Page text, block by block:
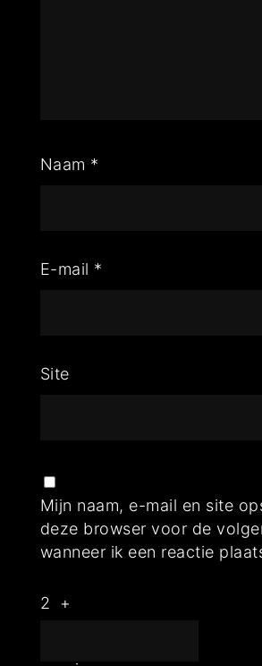
Naam *
E-mail *
Site
Mijn naam, e-mail en site
deze browser voor de
wanneer ik een reactie
2 +